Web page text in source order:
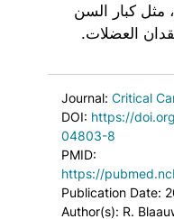
مثل كبار السن
العضلات.
Journal: Critical
DOI: https://
04803-8
PMID:
https://
Publication Date:
Author(s): R.